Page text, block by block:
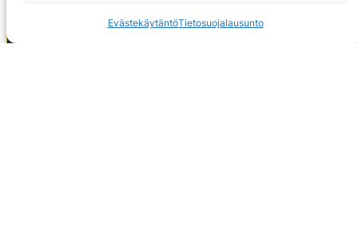
EvästekäytäntöTietosuojalausunto
OTA YHTEYTTÄ